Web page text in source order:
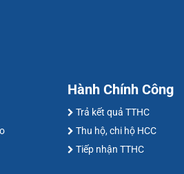
Hành Chính Công
Trả kết quả TTHC
Thu hộ, chi hộ HCC
Tiếp nhận TTHC